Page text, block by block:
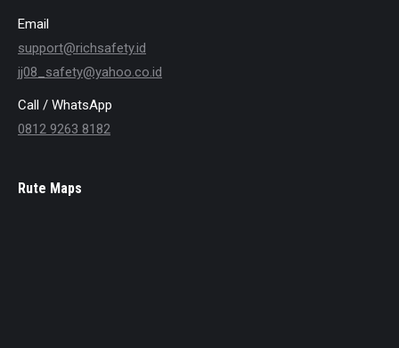
Email
support@richsafety.id
jj08_safety@yahoo.co.id
Call / WhatsApp
0812 9263 8182
Rute Maps